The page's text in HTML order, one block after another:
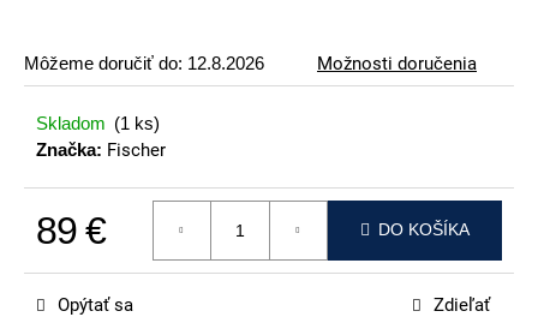
Môžeme doručiť do: 12.8.2026 Možnosti doručenia
Skladom (1 ks)
Značka: Fischer
89 €
Jednotková cena:
DO KOŠÍKA
Opýtať sa Zdieľať
o
r
ú
č
e
VOLKL
RTM